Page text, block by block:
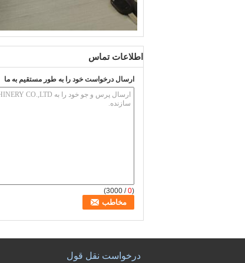
اطلاعات تماس
ارسال درخواست خود را به طور مستقیم به ما
(
0
/ 3000)
درخواست نقل قول